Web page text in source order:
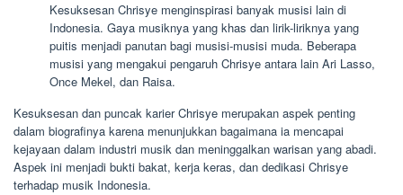
Kesuksesan Chrisye menginspirasi banyak musisi lain di
Indonesia. Gaya musiknya yang khas dan lirik-liriknya yang
puitis menjadi panutan bagi musisi-musisi muda. Beberapa
musisi yang mengakui pengaruh Chrisye antara lain Ari Lasso,
Once Mekel, dan Raisa.
Kesuksesan dan puncak karier Chrisye merupakan aspek penting
dalam biografinya karena menunjukkan bagaimana ia mencapai
kejayaan dalam industri musik dan meninggalkan warisan yang abadi.
Aspek ini menjadi bukti bakat, kerja keras, dan dedikasi Chrisye
terhadap musik Indonesia.